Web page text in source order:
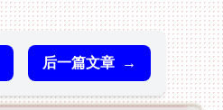
后一篇文章 →